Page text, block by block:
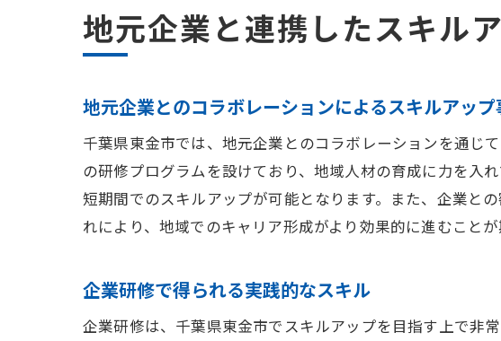
地元経
スキル
地元経
地元企業と連携したスキル
地元企業とのコラボレーションによるスキルアップ
千葉県東金市では、地元企業とのコラボレーションを通じ
の研修プログラムを設けており、地域人材の育成に力を入
短期間でのスキルアップが可能となります。また、企業と
れにより、地域でのキャリア形成がより効果的に進むことが
企業研修で得られる実践的なスキル
企業研修は、千葉県東金市でスキルアップを目指す上で非